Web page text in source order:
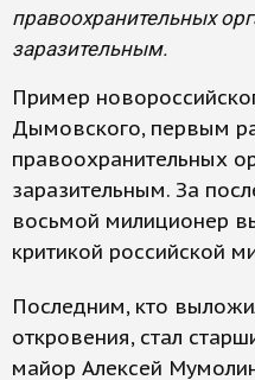
правоохранительных
заразительным.
Пример
Дымовского, первым
правоохранительных
заразительным. За
восьмой милиционер
критикой российской
Последним, кто
откровения, стал
майор Алексей